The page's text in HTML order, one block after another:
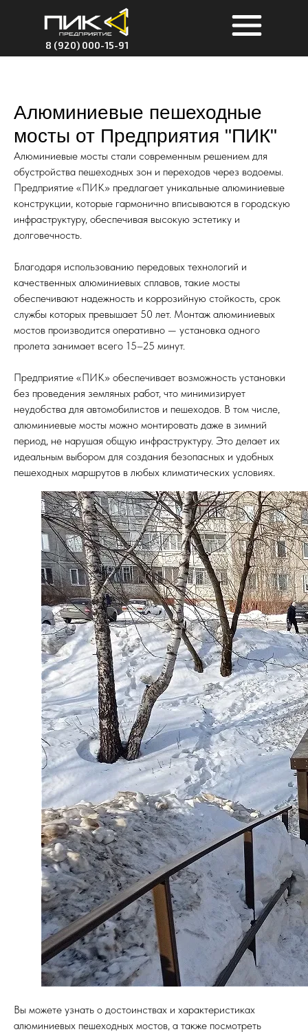
8 (920) 000-15-91
Алюминиевые пешеходные
мосты от Предприятия "ПИК"
Алюминиевые мосты стали современным решением для
обустройства пешеходных зон и переходов через водоемы.
Предприятие «ПИК» предлагает уникальные алюминиевые
конструкции, которые гармонично вписываются в городскую
инфраструктуру, обеспечивая высокую эстетику и
долговечность.
Благодаря использованию передовых технологий и
качественных алюминиевых сплавов, такие мосты
обеспечивают надежность и коррозийную стойкость, срок
службы которых превышает 50 лет. Монтаж алюминиевых
мостов производится оперативно — установка одного
пролета занимает всего 15–25 минут.
Предприятие «ПИК» обеспечивает возможность установки
без проведения земляных работ, что минимизирует
неудобства для автомобилистов и пешеходов. В том числе,
алюминиевые мосты можно монтировать даже в зимний
период, не нарушая общую инфраструктуру. Это делает их
идеальным выбором для создания безопасных и удобных
пешеходных маршрутов в любых климатических условиях.
Вы можете узнать о достоинствах и характеристиках
алюминиевых пешеходных мостов, а также посмотреть